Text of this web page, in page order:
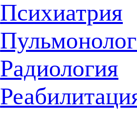
Психиатрия
Радиология